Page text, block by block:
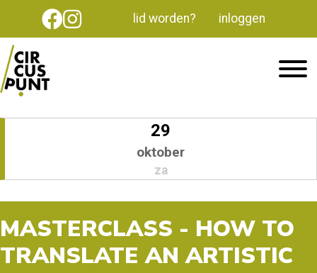
lid worden? inloggen
29
oktober
za
MASTERCLASS - HOW TO
TRANSLATE AN ARTISTIC